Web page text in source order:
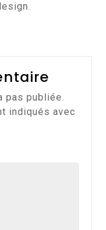
pas publiée.
indiqués avec